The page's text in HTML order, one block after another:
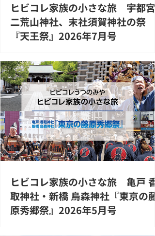
ヒビコレ家族の小さな旅 宇都宮
二荒山神社、末社須賀神社の祭
『天王祭』2026年7月号
ヒビコレ家族の小さな旅 亀戸 香
取神社・新橋 烏森神社『東京の藤
原秀郷祭』2026年5月号